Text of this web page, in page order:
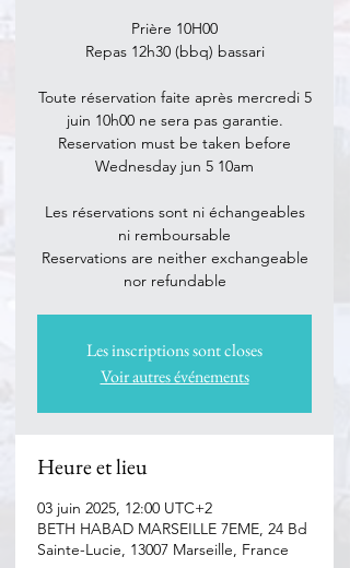
Prière 10H00
Repas 12h30 (bbq) bassari
Toute réservation faite après mercredi 5
juin 10h00 ne sera pas garantie.
Reservation must be taken before
Wednesday jun 5 10am
Les réservations sont ni échangeables
ni remboursable
Reservations are neither exchangeable
nor refundable
Les inscriptions sont closes
Voir autres événements
Heure et lieu
03 juin 2025, 12:00 UTC+2
BETH HABAD MARSEILLE 7EME, 24 Bd
Sainte-Lucie, 13007 Marseille, France